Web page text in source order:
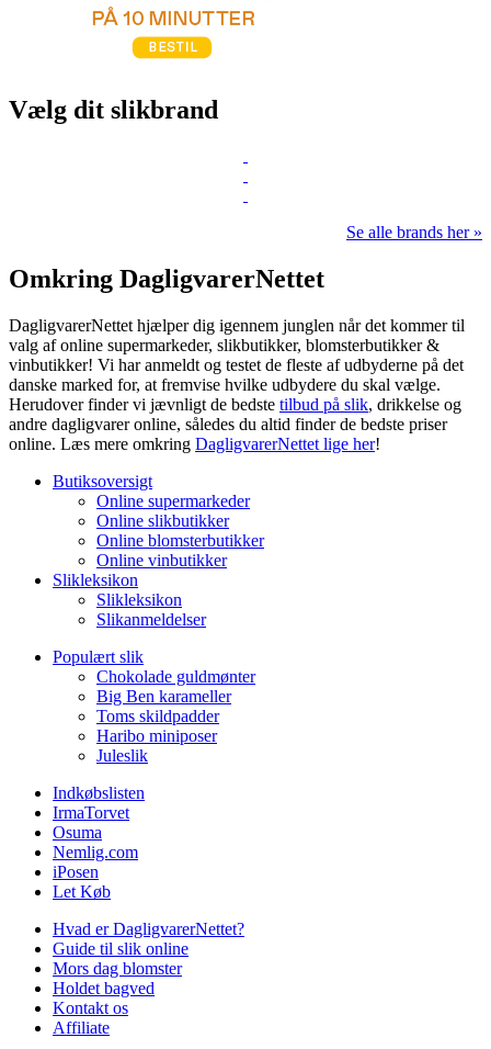
Vælg dit slikbrand
Se alle brands her »
Omkring DagligvarerNettet
DagligvarerNettet hjælper dig igennem junglen når det kommer til
valg af online supermarkeder, slikbutikker, blomsterbutikker &
vinbutikker! Vi har anmeldt og testet de fleste af udbyderne på det
danske marked for, at fremvise hvilke udbydere du skal vælge.
Herudover finder vi jævnligt de bedste tilbud på slik, drikkelse og
andre dagligvarer online, således du altid finder de bedste priser
online. Læs mere omkring DagligvarerNettet lige her!
Butiksoversigt
Online supermarkeder
Online slikbutikker
Online blomsterbutikker
Online vinbutikker
Slikleksikon
Slikleksikon
Slikanmeldelser
Populært slik
Chokolade guldmønter
Big Ben karameller
Toms skildpadder
Haribo miniposer
Juleslik
Indkøbslisten
IrmaTorvet
Osuma
Nemlig.com
iPosen
Let Køb
Hvad er DagligvarerNettet?
Guide til slik online
Mors dag blomster
Holdet bagved
Kontakt os
Affiliate